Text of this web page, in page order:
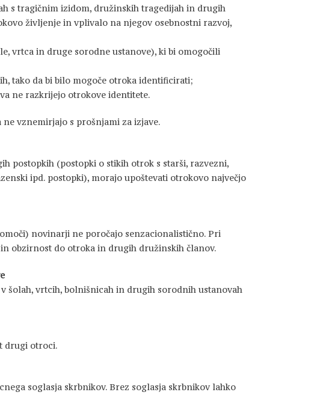
s tragičnim izidom, družinskih tragedijah in drugih
življenje in vplivalo na njegov osebnostni razvoj,
vrtca in druge sorodne ustanove), ki bi omogočili
tako da bi bilo mogoče otroka identificirati;
ne razkrijejo otrokove identitete.
vznemirjajo s prošnjami za izjave.
postopkih (postopki o stikih otrok s starši, razvezni,
ipd. postopki), morajo upoštevati otrokovo največjo
novinarji ne poročajo senzacionalistično. Pri
obzirnost do otroka in drugih družinskih članov.
šolah, vrtcih, bolnišnicah in drugih sorodnih ustanovah
drugi otroci.
soglasja skrbnikov. Brez soglasja skrbnikov lahko